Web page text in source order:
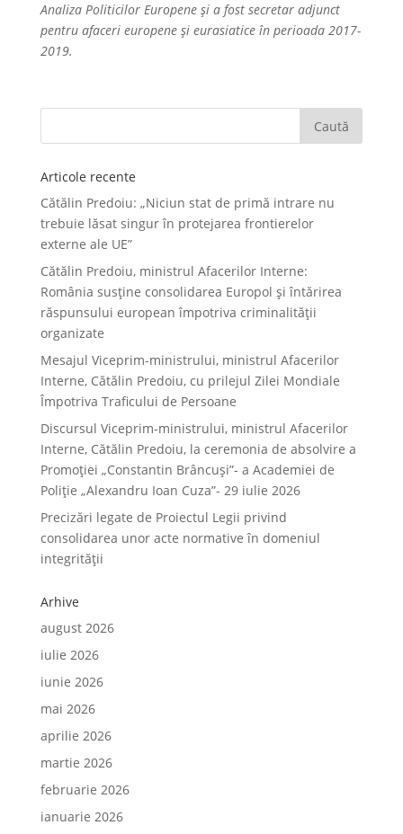
Analiza Politicilor Europene și a fost secretar adjunct
pentru afaceri europene și eurasiatice în perioada 2017-
2019.
Articole recente
Cătălin Predoiu: „Niciun stat de primă intrare nu
trebuie lăsat singur în protejarea frontierelor
externe ale UE”
Cătălin Predoiu, ministrul Afacerilor Interne:
România susține consolidarea Europol și întărirea
răspunsului european împotriva criminalității
organizate
Mesajul Viceprim-ministrului, ministrul Afacerilor
Interne, Cătălin Predoiu, cu prilejul Zilei Mondiale
Împotriva Traficului de Persoane
Discursul Viceprim-ministrului, ministrul Afacerilor
Interne, Cătălin Predoiu, la ceremonia de absolvire a
Promoției „Constantin Brâncuși”- a Academiei de
Poliție „Alexandru Ioan Cuza”- 29 iulie 2026
Precizări legate de Proiectul Legii privind
consolidarea unor acte normative în domeniul
integrității
Arhive
august 2026
iulie 2026
iunie 2026
mai 2026
aprilie 2026
martie 2026
februarie 2026
ianuarie 2026